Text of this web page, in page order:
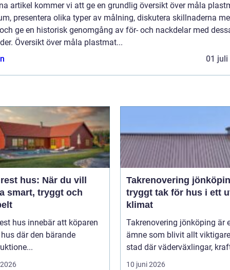
artikel kommer vi att ge en grundlig översikt över måla
presentera olika typer av målning, diskutera skillnaderna
ge en historisk genomgång av för- och nackdelar med
Översikt över måla plastmat...
01 juli
hus: När du vill
smart, tryggt och
hus innebär att köparen
där den bärande
Takrenovering
tryggt tak för hus i ett
klimat
Takrenovering jönköping är
ämne som blivit allt
stad där väderväxlingar,
10 juni 2026